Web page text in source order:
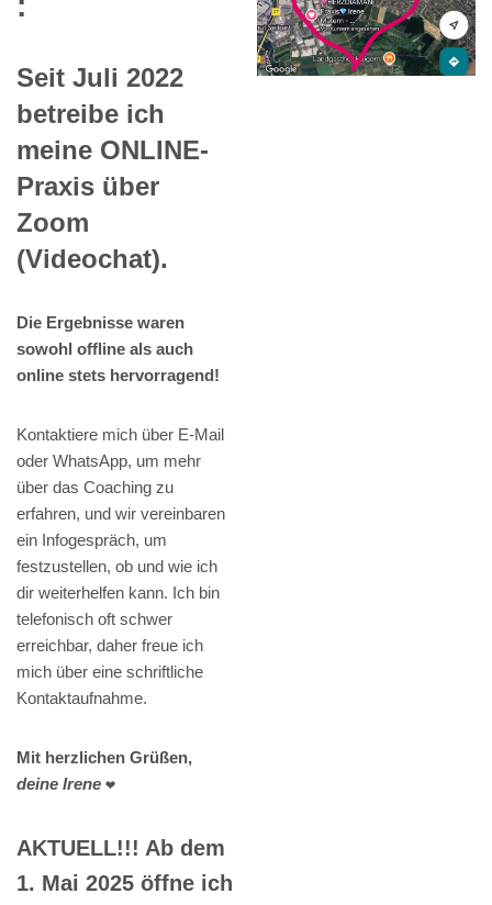
Seit Juli 2022
betreibe ich
meine ONLINE-
Praxis über
Zoom
(Videochat).
Die Ergebnisse waren
sowohl offline als auch
online stets hervorragend!
Kontaktiere mich über E-Mail
oder WhatsApp, um mehr
über das Coaching zu
erfahren, und wir vereinbaren
ein Infogespräch, um
festzustellen, ob und wie ich
dir weiterhelfen kann. Ich bin
telefonisch oft schwer
erreichbar, daher freue ich
mich über eine schriftliche
Kontaktaufnahme.
Mit herzlichen Grüßen,
deine Irene ❤️
AKTUELL!!! Ab dem
1. Mai 2025 öffne ich